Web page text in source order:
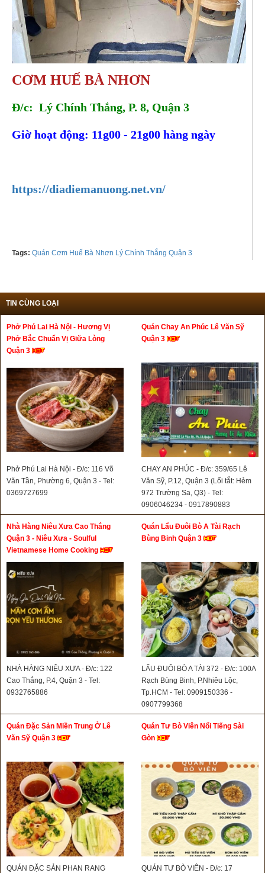
CƠM HUẾ BÀ NHƠN
Đ/c: Lý Chính Thắng, P. 8, Quận 3
Giờ hoạt động: 11g00 - 21g00 hàng ngày
https://diadiemanuong.net.vn/
Tags: Quán Cơm Huế Bà Nhơn Lý Chính Thắng Quận 3
TIN CÙNG LOẠI
Phở Phú Lai Hà Nội - Hương Vị
Phở Bắc Chuẩn Vị Giữa Lòng
Quận 3
Phở Phú Lai Hà Nội - Đ/c: 116 Võ
Văn Tần, Phường 6, Quận 3 - Tel:
0369727699
Quán Chay An Phúc Lê Văn Sỹ
Quận 3
CHAY AN PHÚC - Đ/c: 359/65 Lê
Văn Sỹ, P.12, Quận 3 (Lối tắt: Hẻm
972 Trường Sa, Q3) - Tel:
0906046234 - 0917890883
Nhà Hàng Niêu Xưa Cao Thắng
Quận 3 - Niêu Xưa - Soulful
Vietnamese Home Cooking
NHÀ HÀNG NIÊU XƯA - Đ/c: 122
Cao Thắng, P.4, Quận 3 - Tel:
0932765886
Quán Lẩu Đuôi Bò A Tài Rạch
Bùng Binh Quận 3
LẨU ĐUÔI BÒ A TÀI 372 - Đ/c: 100A
Rạch Bùng Binh, P.Nhiêu Lộc,
Tp.HCM - Tel: 0909150336 -
0907799368
Quán Đặc Sản Miền Trung Ở Lê
Văn Sỹ Quận 3
QUÁN ĐẶC SẢN PHAN RANG
Quán Tư Bò Viên Nổi Tiếng Sài
Gòn
QUÁN TƯ BÒ VIÊN - Đ/c: 17